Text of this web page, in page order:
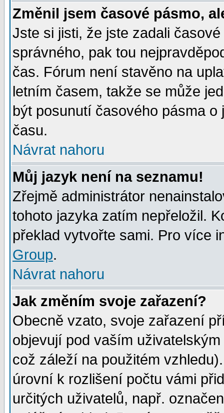
Změnil jsem časové pásmo,
Jste si jisti, že jste zadali
správného, pak tou
čas. Fórum není stavěno na
letním časem, takže se může
být posunutí časového pásma
času.
Návrat nahoru
Můj jazyk není na seznamu!
Zřejmě administrátor
tohoto jazyka zatím nepřeložil.
překlad vytvořte sami. Pro více
Group.
Návrat nahoru
Jak změním svoje zařazení?
Obecně vzato, svoje zařazení
objevují pod vaším
což záleží na použitém
úrovní k rozlišení počtu vámi
určitých uživatelů, např.